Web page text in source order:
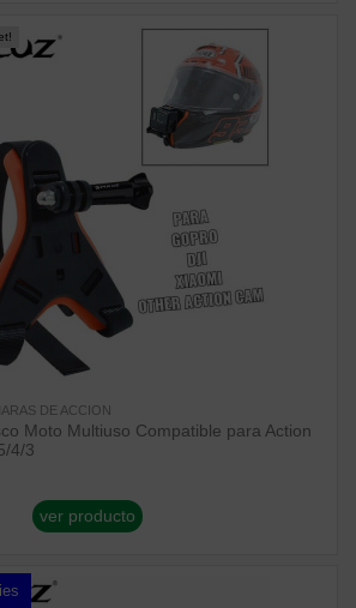
DE ACCION
Moto Multiuso Compatible para Action
4/3
ver producto